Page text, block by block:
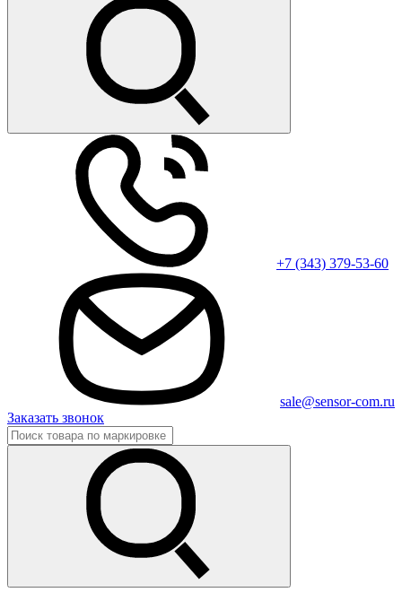
+7 (343) 379-53-60
sale@sensor-com.ru
Заказать звонок